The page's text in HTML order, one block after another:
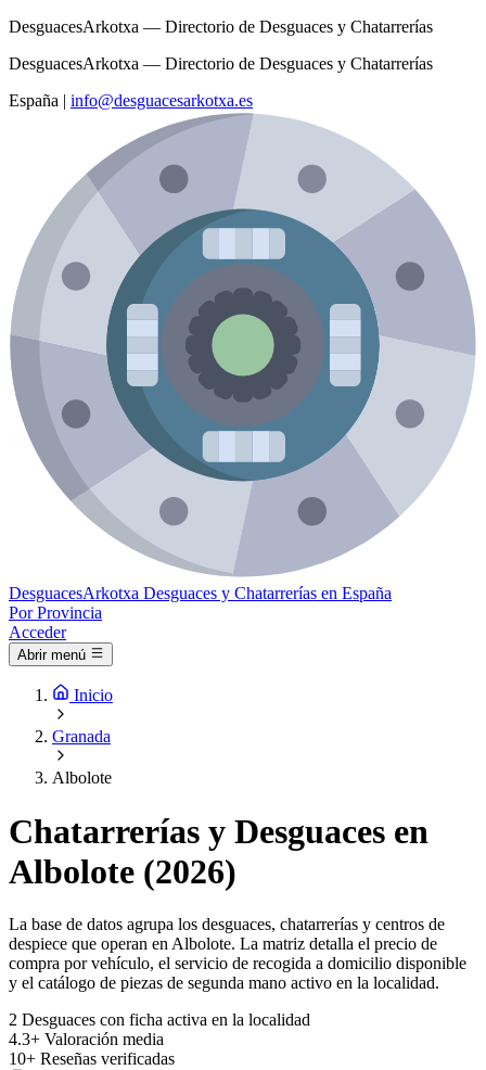
DesguacesArkotxa — Directorio de Desguaces y Chatarrerías
DesguacesArkotxa — Directorio de Desguaces y Chatarrerías
España | info@desguacesarkotxa.es
DesguacesArkotxa Desguaces y Chatarrerías en España
Por Provincia
Acceder
Abrir menú
Inicio
Granada
Albolote
Chatarrerías y Desguaces en
Albolote (2026)
La base de datos agrupa los desguaces, chatarrerías y centros de
despiece que operan en Albolote. La matriz detalla el precio de
compra por vehículo, el servicio de recogida a domicilio disponible
y el catálogo de piezas de segunda mano activo en la localidad.
2 Desguaces con ficha activa en la localidad
4.3+ Valoración media
10+ Reseñas verificadas